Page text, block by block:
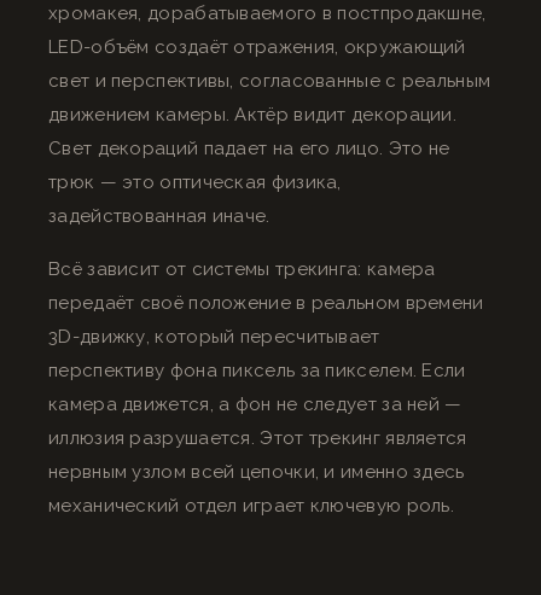
хромакея, дорабатываемого в постпродакшне,
LED-объём создаёт отражения, окружающий
свет и перспективы, согласованные с реальным
движением камеры. Актёр видит декорации.
Свет декораций падает на его лицо. Это не
трюк — это оптическая физика,
задействованная иначе.
Всё зависит от системы трекинга: камера
передаёт своё положение в реальном времени
3D-движку, который пересчитывает
перспективу фона пиксель за пикселем. Если
камера движется, а фон не следует за ней —
иллюзия разрушается. Этот трекинг является
нервным узлом всей цепочки, и именно здесь
механический отдел играет ключевую роль.